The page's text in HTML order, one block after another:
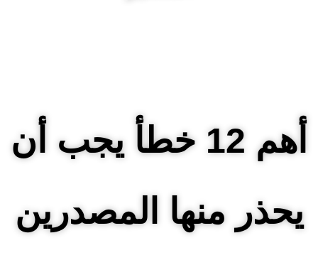
أهم 12 خطأ يجب أن
يحذر منها المصدرين